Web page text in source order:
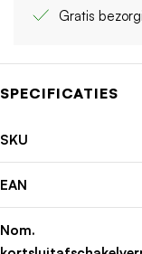
Gratis
SPECIFICATIES
SKU
EAN
Nom.